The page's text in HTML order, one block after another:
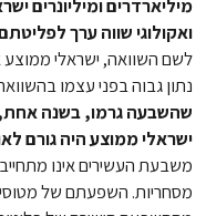
מיליארדרים ומיליונרים
ואקולוגי שווה ערך לפליטתם של 28,635 טונות של פחמן
נתון גבוה בפני עצמו
שהשבעה גרמו, בשנה
ישראלי ממוצע היה גורם לאורך 3368
משבעת העשירים אינו
מסחריות. השפעתם של מטוסי